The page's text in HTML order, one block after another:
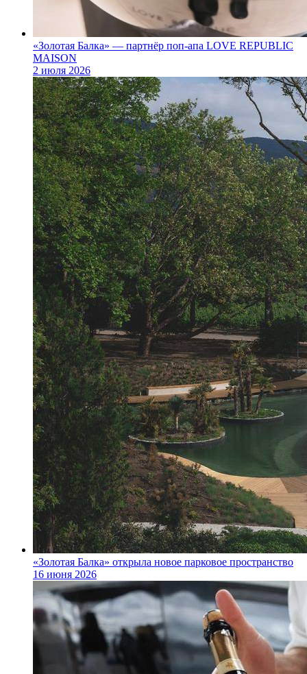
«Золотая Балка» — партнёр поп‑апа LOVE REPUBLIC
MAISON
2 июля 2026
«Золотая Балка» открыла новое парковое пространство
16 июня 2026